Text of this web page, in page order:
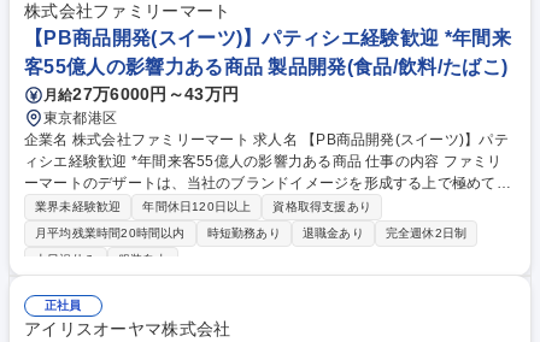
株式会社ファミリーマート
【PB商品開発(スイーツ)】パティシエ経験歓迎 *年間来
客55億人の影響力ある商品 製品開発(食品/飲料/たばこ)
月給27万6000円～43万円
東京都港区
企業名 株式会社ファミリーマート 求人名 【PB商品開発(スイーツ)】パテ
ィシエ経験歓迎 *年間来客55億人の影響力ある商品 仕事の内容 ファミリ
ーマートのデザートは、当社のブランドイメージを形成する上で極めて重
要なカテゴリーです。あなたの生み出す商品が、お客様の心を動かし、コ
ンビニスイーツの常識を変える力となります。 【業務概要･やりがい】 商
品MD(デザート)の役割は、お客様の日常にちょっとした楽しみをお届け
は、その技術とアイデアを存分に発揮していただけます。 【具体的には】
■新商品の企画･開発 ■商品化プロセスの推進 ■販売計画の立案 募集職種
【PB商品開発(スイーツ)】パティシエ経験歓迎 *年間来客55億人の影響力
業界未経験歓迎 年間休日120日以上
資格取得支援あり
月平均残業時間20時間以内
時短勤務あり 退職金あり
完全週休2日制
土日祝休み
服装自由
正社員
アイリスオーヤマ株式会社